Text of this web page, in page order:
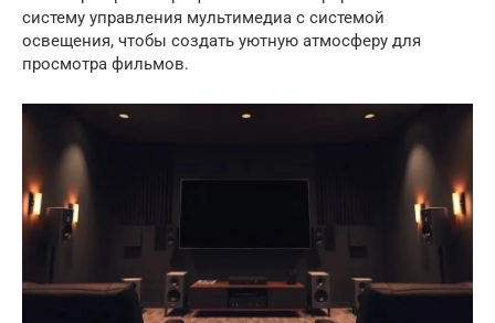
систему управления мультимедиа с системой
освещения, чтобы создать уютную атмосферу для
просмотра фильмов.